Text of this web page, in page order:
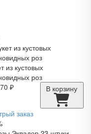
из кустовых
роз
₽
В корзину
заказ